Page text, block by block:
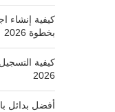
بخطوة 2026
2026